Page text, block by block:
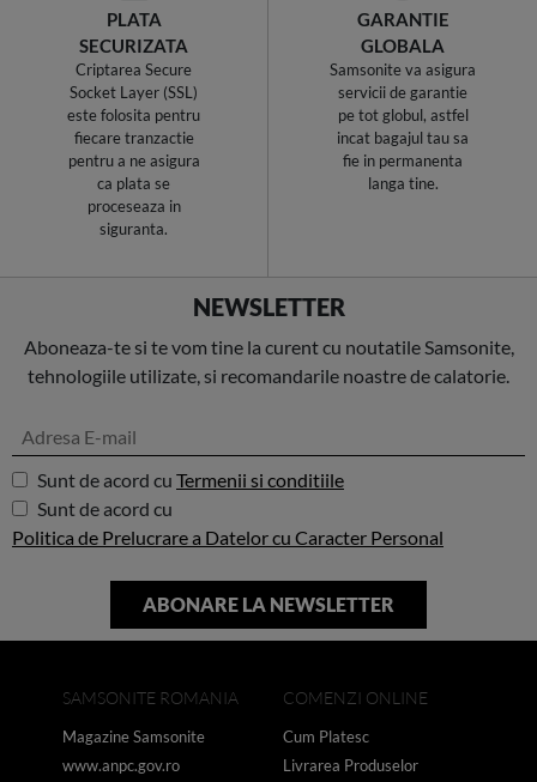
PLATA
SECURIZATA
Criptarea Secure
Socket Layer (SSL)
este folosita pentru
fiecare tranzactie
pentru a ne asigura
ca plata se
proceseaza in
siguranta.
GARANTIE
GLOBALA
Samsonite va asigura
servicii de garantie
pe tot globul, astfel
incat bagajul tau sa
fie in permanenta
langa tine.
NEWSLETTER
Aboneaza-te si te vom tine la curent cu noutatile Samsonite,
tehnologiile utilizate, si recomandarile noastre de calatorie.
Sunt de acord cu Termenii si conditiile
Sunt de acord cu
Politica de Prelucrare a Datelor cu Caracter Personal
SAMSONITE ROMANIA
Magazine Samsonite
www.anpc.gov.ro
COMENZI ONLINE
Cum Platesc
Livrarea Produselor